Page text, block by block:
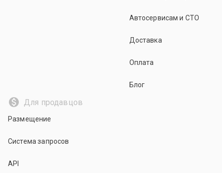
Автосервисам и СТО
Доставка
Оплата
Блог
Для продавцов
Размещение
Система запросов
API